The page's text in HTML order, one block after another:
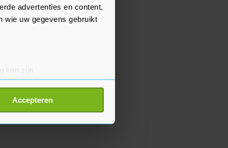
advertenties en content,
wie uw gegevens gebruikt
kan zijn
detailgedeelte
Accepteren